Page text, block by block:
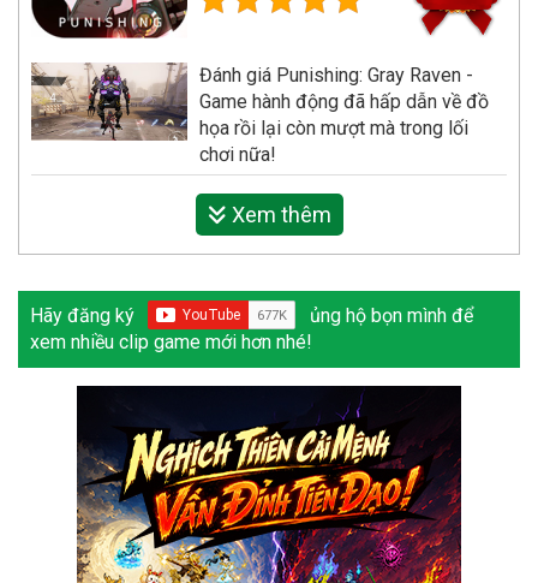
Đánh giá Punishing: Gray Raven -
Game hành động đã hấp dẫn về đồ
họa rồi lại còn mượt mà trong lối
chơi nữa!
Xem thêm
Hãy đăng ký
ủng hộ bọn mình để
xem nhiều clip game mới hơn nhé!